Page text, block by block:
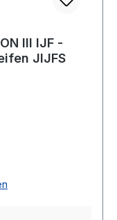
III IJF -
JIJFS